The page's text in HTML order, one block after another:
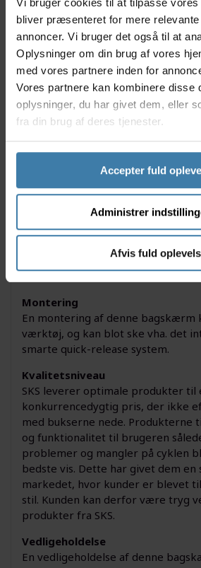
bliver præsenteret for mere
annoncer. Vi bruger det også til at
Oplysninger om din brug af vores
med vores partnere inden for
Vores partnere kan kombinere disse
oplysninger, du har givet dem, eller
fra din brug af deres tjenester.
Accepter fuld
Administrer
Afvis fuld
Dermed kan din cykel blive ved
mens dit tøj heller ikke bliver
Anvendelse
SKS X-tra-Dry giver alsidige
beskyttelse mod skidt og snavs,
release også gør montering og
Bagskærmen kan nemt bruges på
sadelpinde, hvor der dog er en
Sadelpinden skal desuden være
Specifikationer
Vægt: 140 gram
Farve: Sort
Maksimalt diameter på 38 mm
Quick-Release
Montering
En montering af denne
værktøj, og kan blot ske vha. det
smarte quick-release system.
Kvalitetsniveau
SKS leverer optimale produkter til
konkurrencedygtig pris, der ikke
med bukserne nede.
og funktionalitet til brugeren
problemer og mangler på cyklen
bedste vis. Dette har givet dem en
markedet, hvor kunder er blevet
stil. Kunden kan derfor være tryg
produkter fra SKS.
Vedligeholdelse
En vedligeholdelse af denne